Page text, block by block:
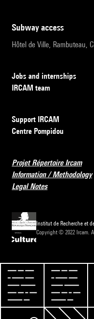
subway access
Hôtel de Ville, Rambuteau,
Jobs and internships
IRCAM team
Support IRCAM
Centre Pompidou
Projet Répertoire Ircam
Information / Methodology
Legal Notes
Institut de Recherche et
Copyright © 2022 Ircam.